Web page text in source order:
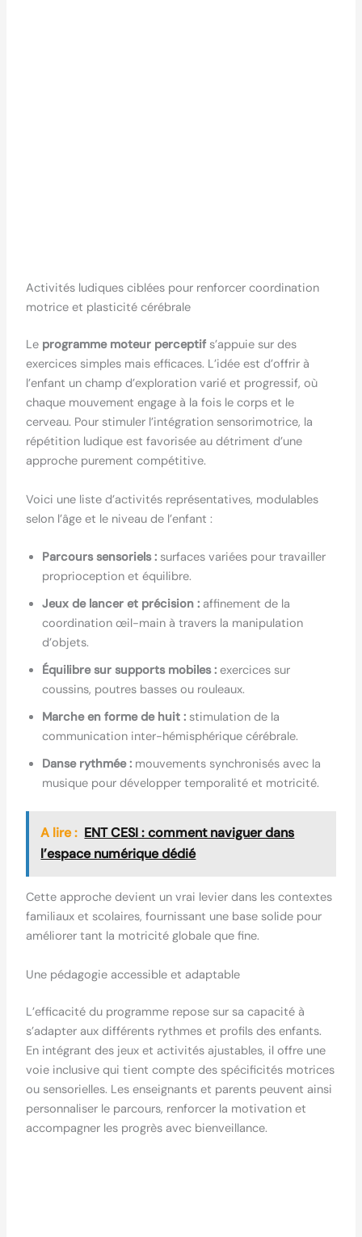
Activités ludiques ciblées pour renforcer coordination
motrice et plasticité cérébrale
Le programme moteur perceptifs’appuie sur des
exercices simples mais efficaces. L’idée est d’offrir à
l’enfant un champ d’exploration varié et progressif, où
chaque mouvement engage à la fois le corps et le
cerveau. Pour stimuler l’intégration sensorimotrice, la
répétition ludique est favorisée au détriment d’une
approche purement compétitive.
Voici une liste d’activités représentatives, modulables
selon l’âge et le niveau de l’enfant :
Parcours sensoriels :surfaces variées pour travailler
proprioception et équilibre.
Jeux de lancer et précision :affinement de la
coordination œil-main à travers la manipulation
d’objets.
Équilibre sur supports mobiles :exercices sur
coussins, poutres basses ou rouleaux.
Marche en forme de huit :stimulation de la
communication inter-hémisphérique cérébrale.
Danse rythmée :mouvements synchronisés avec la
musique pour développer temporalité et motricité.
A lire : ENT CESI : comment naviguer dans
l’espace numérique dédié
Cette approche devient un vrai levier dans les contextes
familiaux et scolaires, fournissant une base solide pour
améliorer tant la motricité globale que fine.
Une pédagogie accessible et adaptable
L’efficacité du programme repose sur sa capacité à
s’adapter aux différents rythmes et profils des enfants.
En intégrant des jeux et activités ajustables, il offre une
voie inclusive qui tient compte des spécificités motrices
ou sensorielles. Les enseignants et parents peuvent ainsi
personnaliser le parcours, renforcer la motivation et
accompagner les progrès avec bienveillance.